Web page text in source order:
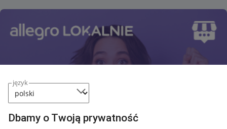
język
Dbamy o Twoją prywatność